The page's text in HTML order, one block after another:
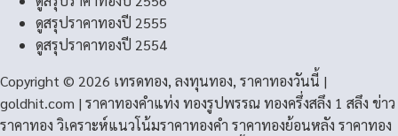
ดูสรุปราคาทองปี 2555
ดูสรุปราคาทองปี 2554
Copyright © 2026 เทรดทอง, ลงทุนทอง, ราคาทองวันนี้ |
goldhit.com | ราคาทองคําแท่ง ทองรูปพรรณ ทองครึ่งสลึง 1 สลึง ข่าว
ราคาทอง วิเคราะห์แนวโน้มราคาทองคํา ราคาทองย้อนหลัง ราคาทอง